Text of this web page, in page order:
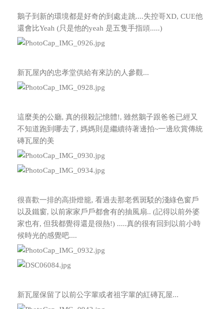
鵝子到新的環境都是好奇的到處走跳....失控哥XD, CUE他
還會比Yeah (只是他的yeah 是五隻手指頭.....)
新瓦屋內的忠孝堂供給有來訪的人參觀...
這麼美的公廳, 真的很殺記憶體!, 雖然鵝子跟爸爸已經又
不知道跑到哪去了, 媽媽則是繼續待著邊拍~一邊欣賞傳統
磚瓦屋的美
很喜歡一排的高掛燈籠, 看過去那老舊斑駁的淺綠色窗戶
以及鐵窗, 以前家家戶戶都會有的抽風扇.. (記得以前外婆
家也有, 但我都覺得還是很熱!) .....真的很有回到以前小時
候時光的感覺吧....
新瓦屋保留了以前公字輩或者祖字輩的紅磚瓦屋...